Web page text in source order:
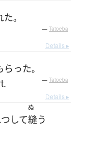
た。
— Tatoeba
Details ▸
らった。
— Tatoeba
Details ▸
して
ぬ
縫う